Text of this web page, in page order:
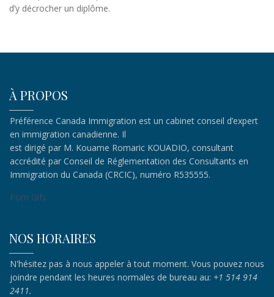
d’y décrocher un diplôme.
À PROPOS
Préférence Canada Immigration est un cabinet conseil d’expert
en immigration canadienne. Il
est dirigé par M. Kouame Romaric KOUADIO, consultant
accrédité par Conseil de Réglementation des Consultants en
Immigration du Canada (CRCIC), numéro R535555.
Porn Gifs
NOS HORAIRES
N'hésitez pas à nous appeler à tout moment. Vous pouvez nous
joindre pendant les heures normales de bureau au: +1 514 914
2411.